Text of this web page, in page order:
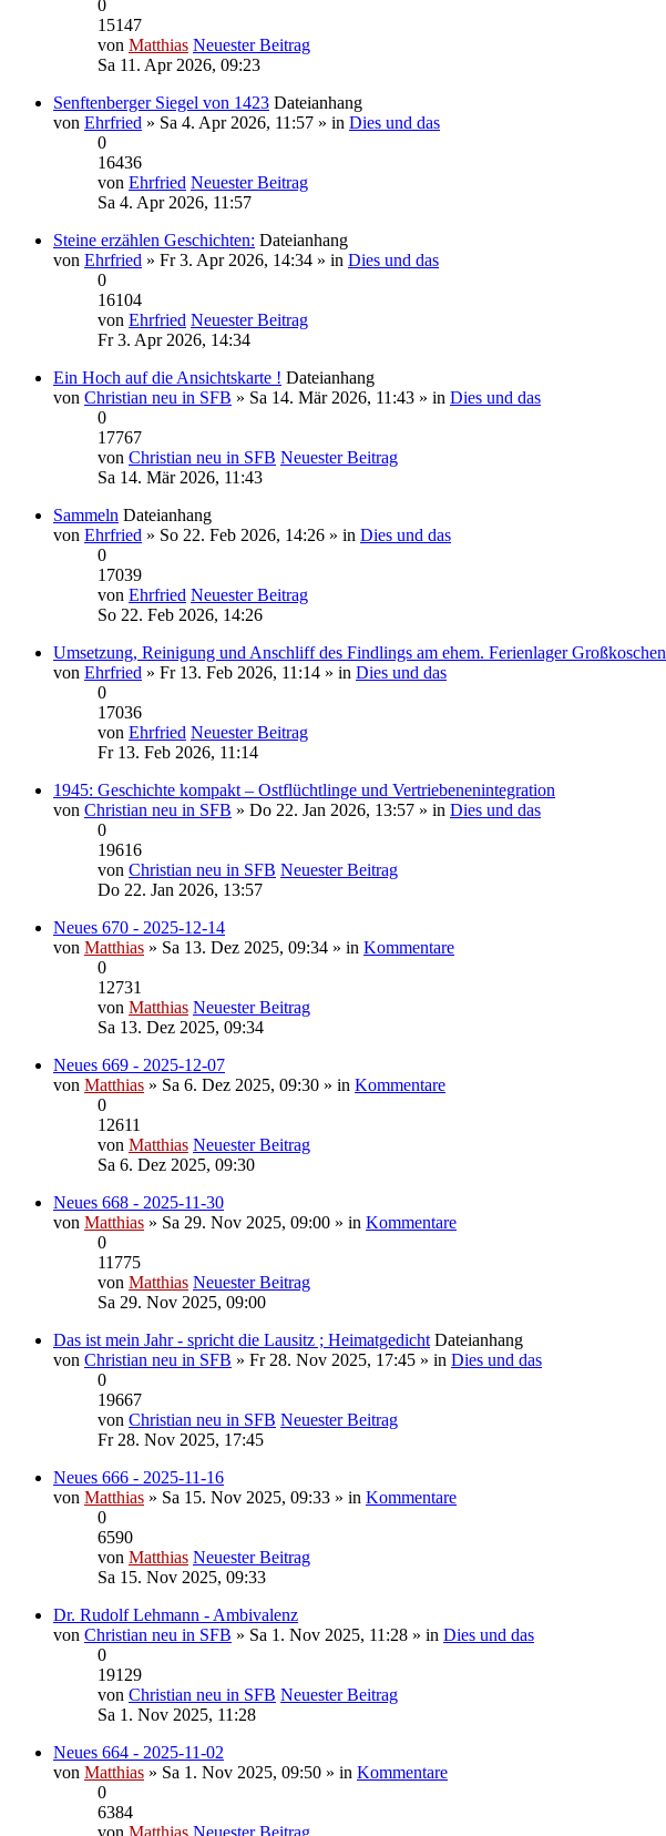
0
15147
von Matthias Neuester Beitrag
Sa 11. Apr 2026, 09:23
Senftenberger Siegel von 1423 Dateianhang
von Ehrfried » Sa 4. Apr 2026, 11:57 » in Dies und das
0
16436
von Ehrfried Neuester Beitrag
Sa 4. Apr 2026, 11:57
Steine erzählen Geschichten: Dateianhang
von Ehrfried » Fr 3. Apr 2026, 14:34 » in Dies und das
0
16104
von Ehrfried Neuester Beitrag
Fr 3. Apr 2026, 14:34
Ein Hoch auf die Ansichtskarte ! Dateianhang
von Christian neu in SFB » Sa 14. Mär 2026, 11:43 » in Dies und das
0
17767
von Christian neu in SFB Neuester Beitrag
Sa 14. Mär 2026, 11:43
Sammeln Dateianhang
von Ehrfried » So 22. Feb 2026, 14:26 » in Dies und das
0
17039
von Ehrfried Neuester Beitrag
So 22. Feb 2026, 14:26
Umsetzung, Reinigung und Anschliff des Findlings am ehem. Ferienlager Großkoschen
von Ehrfried » Fr 13. Feb 2026, 11:14 » in Dies und das
0
17036
von Ehrfried Neuester Beitrag
Fr 13. Feb 2026, 11:14
1945: Geschichte kompakt – Ostflüchtlinge und Vertriebenenintegration
von Christian neu in SFB » Do 22. Jan 2026, 13:57 » in Dies und das
0
19616
von Christian neu in SFB Neuester Beitrag
Do 22. Jan 2026, 13:57
Neues 670 - 2025-12-14
von Matthias » Sa 13. Dez 2025, 09:34 » in Kommentare
0
12731
von Matthias Neuester Beitrag
Sa 13. Dez 2025, 09:34
Neues 669 - 2025-12-07
von Matthias » Sa 6. Dez 2025, 09:30 » in Kommentare
0
12611
von Matthias Neuester Beitrag
Sa 6. Dez 2025, 09:30
Neues 668 - 2025-11-30
von Matthias » Sa 29. Nov 2025, 09:00 » in Kommentare
0
11775
von Matthias Neuester Beitrag
Sa 29. Nov 2025, 09:00
Das ist mein Jahr - spricht die Lausitz ; Heimatgedicht Dateianhang
von Christian neu in SFB » Fr 28. Nov 2025, 17:45 » in Dies und das
0
19667
von Christian neu in SFB Neuester Beitrag
Fr 28. Nov 2025, 17:45
Neues 666 - 2025-11-16
von Matthias » Sa 15. Nov 2025, 09:33 » in Kommentare
0
6590
von Matthias Neuester Beitrag
Sa 15. Nov 2025, 09:33
Dr. Rudolf Lehmann - Ambivalenz
von Christian neu in SFB » Sa 1. Nov 2025, 11:28 » in Dies und das
0
19129
von Christian neu in SFB Neuester Beitrag
Sa 1. Nov 2025, 11:28
Neues 664 - 2025-11-02
von Matthias » Sa 1. Nov 2025, 09:50 » in Kommentare
0
6384
von Matthias Neuester Beitrag